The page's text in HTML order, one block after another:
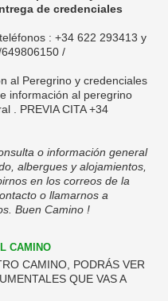
de credenciales
: +34 622 293413 y
649806150 /
al Peregrino y credenciales
información al peregrino
. PREVIA CITA +34
o información general
albergues y alojamientos,
en los correos de la
o llamarnos a
Buen Camino !
CAMINO
CAMINO, PODRÁS VER
QUE VAS A